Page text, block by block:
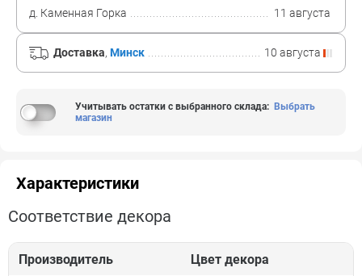
д. Каменная Горка
11 августа
Доставка, Минск 10 августа
Учитывать остатки с выбранного склада: Выбрать
магазин
Характеристики
Соответствие декора
Производитель Цвет декора